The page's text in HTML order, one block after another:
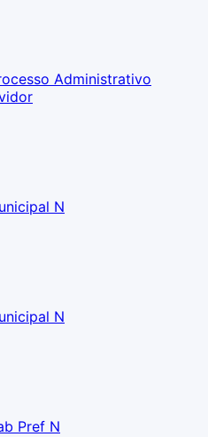
Administrativo
N
N
Pref N